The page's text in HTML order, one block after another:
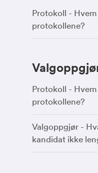
Protokoll -
protokollene?
Protokoll -
protokollene?
Valgoppgjør -
kandidat ikke